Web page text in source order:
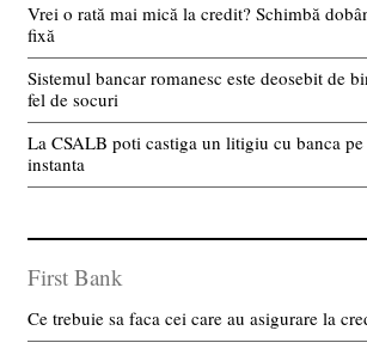
Vrei o rată mai mică la credit? Schimbă
fixă
Sistemul bancar romanesc este deosebit de
fel de socuri
La CSALB poti castiga un litigiu cu banca
instanta
First Bank
Ce trebuie sa faca cei care au asigurare la